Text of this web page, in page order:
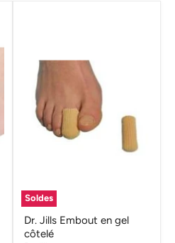
Soldes
Dr. Jills Embout en gel
côtelé